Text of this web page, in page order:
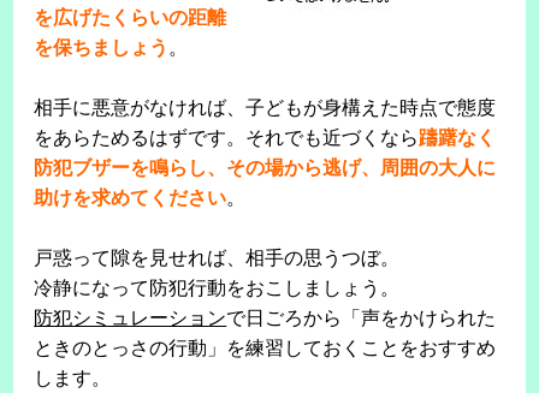
を広げたくらいの距離
を保ちましょう 。
相手に悪意がなければ、子どもが身構えた時点で態度
をあらためるはずです。それでも近づくなら躊躇なく
防犯ブザーを鳴らし、その場から逃げ、周囲の大人に
助けを求めてください。
戸惑って隙を見せれば、相手の思うつぼ。
冷静になって防犯行動をおこしましょう。
防犯シミュレーションで日ごろから「声をかけられた
ときのとっさの行動」を練習しておくことをおすすめ
します。